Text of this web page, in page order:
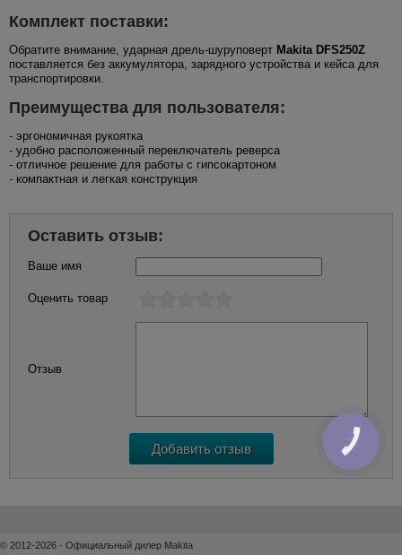
Комплект поставки:
Обратите внимание, ударная дрель-шуруповерт Makita DFS250Z
поставляется без аккумулятора, зарядного устройства и кейса для
транспортировки.
Преимущества для пользователя:
- эргономичная рукоятка
- удобно расположенный переключатель реверса
- отличное решение для работы с гипсокартоном
- компактная и легкая конструкция
Оставить отзыв:
Ваше имя
Оценить товар
Отзыв
© 2012-2026 - Официальный дилер Makita
КНОПКА
ЗВ'ЯЗКУ